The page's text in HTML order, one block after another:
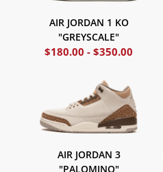
AIR JORDAN 1 KO
"GREYSCALE"
$180.00 -$350.00
AIR JORDAN 3
"PALOMINO"